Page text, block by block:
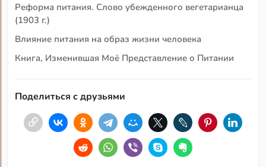
Реформа питания. Слово убежденного вегетарианца
(1903 г.)
Влияние питания на образ жизни человека
Книга, Изменившая Моё Представление о Питании
Поделиться с друзьями